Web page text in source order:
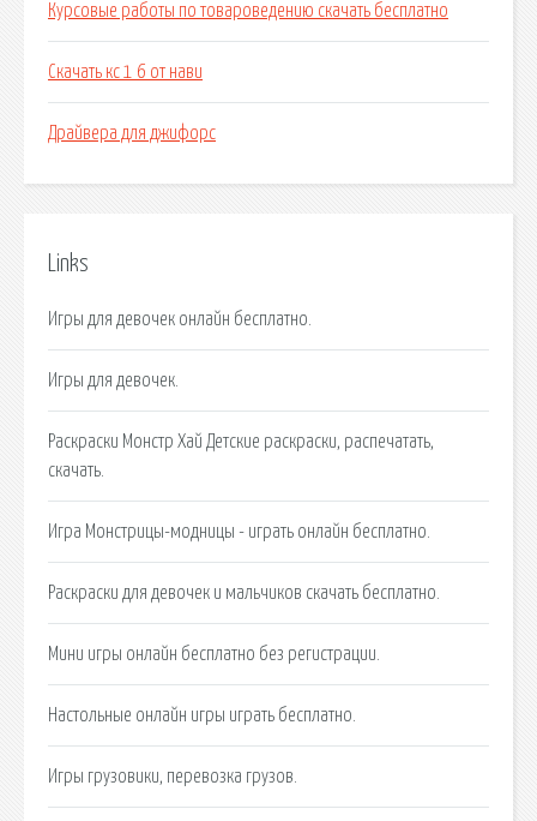
Курсовые работы по товароведению скачать бесплатно
Скачать кс 1 6 от нави
Драйвера для джифорс
Links
Игры для девочек онлайн бесплатно.
Игры для девочек.
Раскраски Монстр Хай Детские раскраски, распечатать,
скачать.
Игра Монстрицы-модницы - играть онлайн бесплатно.
Раскраски для девочек и мальчиков скачать бесплатно.
Мини игры онлайн бесплатно без регистрации.
Настольные онлайн игры играть бесплатно.
Игры грузовики, перевозка грузов.